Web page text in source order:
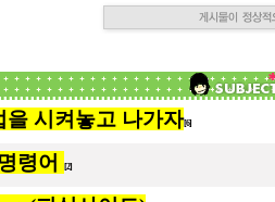
을 시켜놓고 나가자[6]
령어 [2]